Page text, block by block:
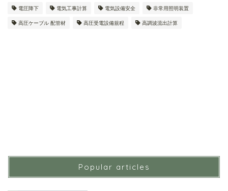
電圧降下 電気工事計算 電気設備安全 非常用照明装置
高圧ケーブル 配管材 高圧受電設備規程 高調波流出計算
Popular articles